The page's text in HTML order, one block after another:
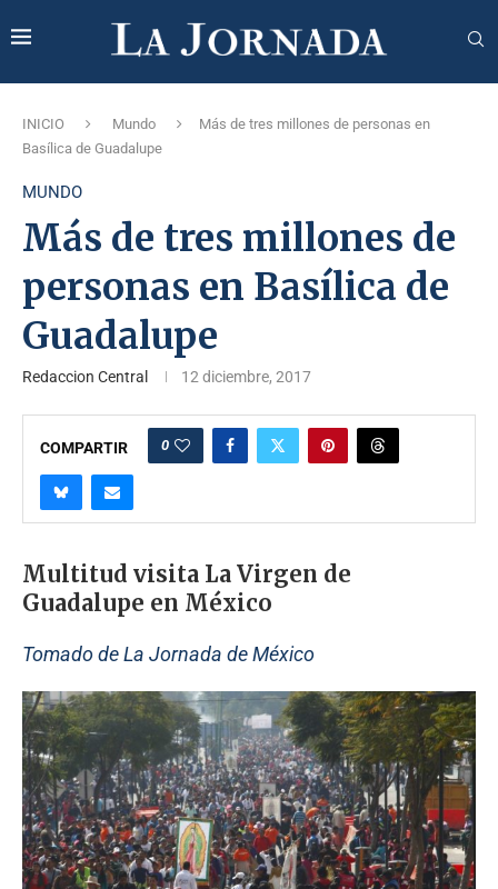
INICIO Mundo
Más de tres millones de personas en
Basílica de Guadalupe
MUNDO
Más de tres millones de
personas en Basílica de
Guadalupe
Redaccion Central 12 diciembre, 2017
COMPARTIR 0
Multitud visita La Virgen de
Guadalupe en México
Tomado de La Jornada de México